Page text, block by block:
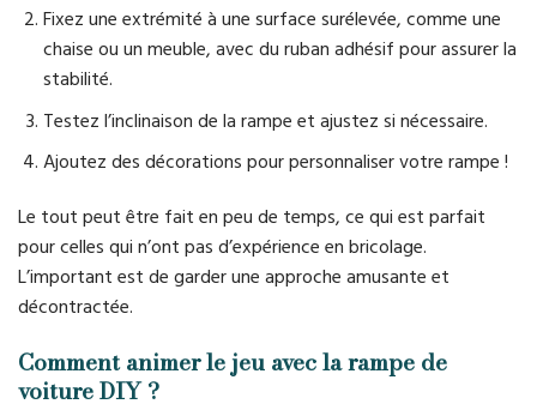
Fixez une extrémité à une surface surélevée, comme une
chaise ou un meuble, avec du ruban adhésif pour assurer la
stabilité.
Testez l’inclinaison de la rampe et ajustez si nécessaire.
Ajoutez des décorations pour personnaliser votre rampe !
Le tout peut être fait en peu de temps, ce qui est parfait
pour celles qui n’ont pas d’expérience en bricolage.
L’important est de garder une approche amusante et
décontractée.
Comment animer le jeu avec la rampe de
voiture DIY ?